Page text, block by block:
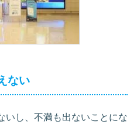
ない
いし、不満も出ないことにな